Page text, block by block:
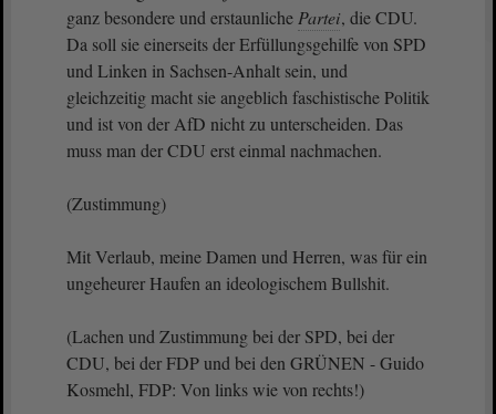
ganz besondere und erstaunliche Partei, die CDU.
Da soll sie einerseits der Erfüllungsgehilfe von SPD
und Linken in Sachsen-Anhalt sein, und
gleichzeitig macht sie angeblich faschistische Politik
und ist von der AfD nicht zu unterscheiden. Das
muss man der CDU erst einmal nachmachen.
(Zustimmung)
Mit Verlaub, meine Damen und Herren, was für ein
ungeheurer Haufen an ideologischem Bullshit.
(Lachen und Zustimmung bei der SPD, bei der
CDU, bei der FDP und bei den GRÜNEN - Guido
Kosmehl, FDP: Von links wie von rechts!)